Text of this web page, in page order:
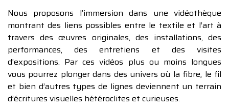
Nous proposons l’immersion dans une vidéothèque
montrant des liens possibles entre le textile et l’art à
travers des œuvres originales, des installations, des
performances, des entretiens et des visites
d’expositions. Par ces vidéos plus ou moins longues
vous pourrez plonger dans des univers où la fibre, le fil
et bien d’autres types de lignes deviennent un terrain
d’écritures visuelles hétéroclites et curieuses.